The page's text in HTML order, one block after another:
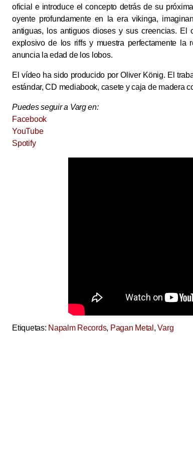
oficial e introduce el concepto detrás de su
oyente profundamente en la era vikinga,
antiguas, los antiguos dioses y sus creencias.
explosivo de los riffs y muestra perfectamente la
anuncia la edad de los lobos.
El vídeo ha sido producido por Oliver König. El
estándar, CD mediabook, casete y caja de madera
Puedes seguir a Varg en:
Facebook
YouTube
Spotify
Etiquetas: Napalm Records, Pagan Metal ,Varg